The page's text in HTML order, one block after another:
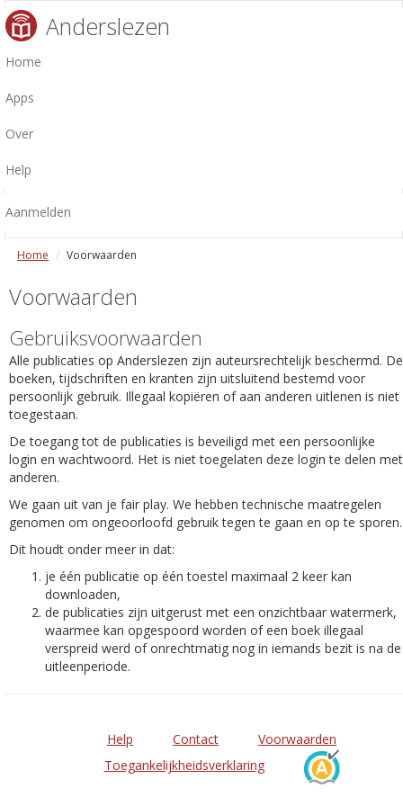
Anderslezen
Home
Apps
Over
Help
Aanmelden
Home Voorwaarden
Voorwaarden
Gebruiksvoorwaarden
Alle publicaties op Anderslezen zijn auteursrechtelijk beschermd. De
boeken, tijdschriften en kranten zijn uitsluitend bestemd voor
persoonlijk gebruik. Illegaal kopiëren of aan anderen uitlenen is niet
toegestaan.
De toegang tot de publicaties is beveiligd met een persoonlijke
login en wachtwoord. Het is niet toegelaten deze login te delen met
anderen.
We gaan uit van je fair play. We hebben technische maatregelen
genomen om ongeoorloofd gebruik tegen te gaan en op te sporen.
Dit houdt onder meer in dat:
je één publicatie op één toestel maximaal 2 keer kan
downloaden,
de publicaties zijn uitgerust met een onzichtbaar watermerk,
waarmee kan opgespoord worden of een boek illegaal
verspreid werd of onrechtmatig nog in iemands bezit is na de
uitleenperiode.
Help Contact
Voorwaarden
Toegankelijkheidsverklaring